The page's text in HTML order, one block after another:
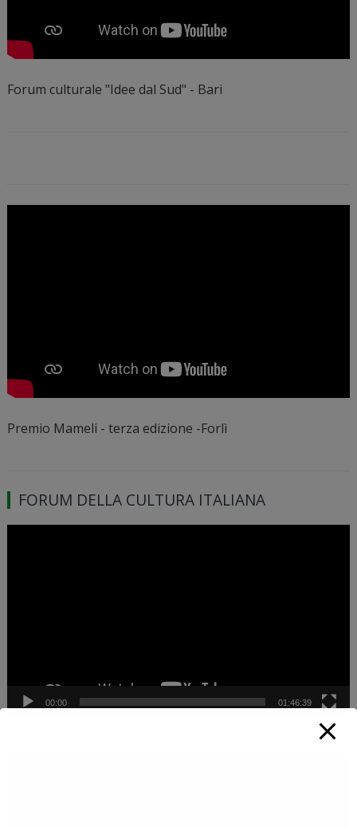
Forum culturale "Idee dal Sud" - Bari
Premio Mameli - terza edizione -Forlì
FORUM DELLA CULTURA ITALIANA
00:00 01:46:39